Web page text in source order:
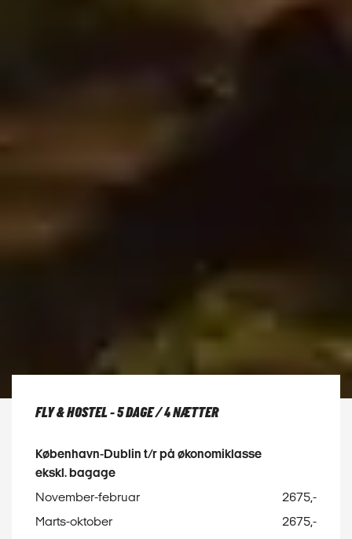
FLY & HOSTEL - 5 DAGE / 4 NÆTTER
København-Dublin t/r på økonomiklasse
ekskl. bagage
November-februar
2675,-
Marts-oktober
2675,-